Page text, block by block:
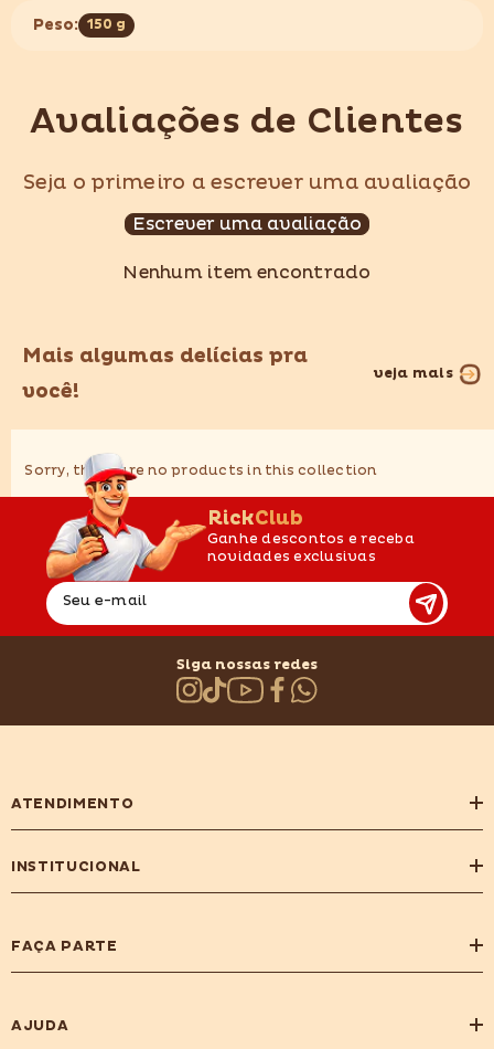
Peso: 150 g
Avaliações de Clientes
Seja o primeiro a escrever uma avaliação
Escrever uma avaliação
Nenhum item encontrado
Mais algumas delícias pra
você!
veja mais
Sorry, there are no products in this collection
RickClub
Ganhe descontos e receba
novidades exclusivas
Seu e-mail
Siga nossas redes
ATENDIMENTO
INSTITUCIONAL
FAÇA PARTE
AJUDA